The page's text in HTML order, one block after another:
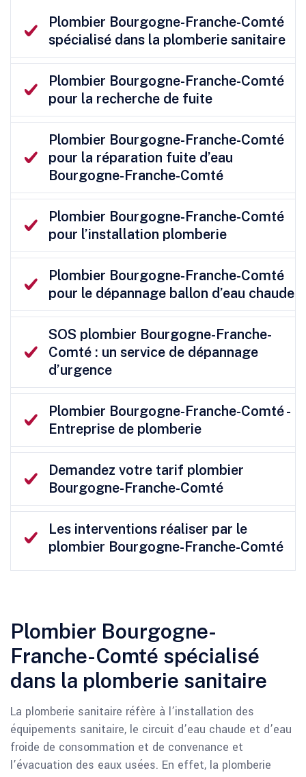
Plombier Bourgogne-Franche-Comté
spécialisé dans la plomberie sanitaire
Plombier Bourgogne-Franche-Comté
pour la recherche de fuite
Plombier Bourgogne-Franche-Comté
pour la réparation fuite d’eau
Bourgogne-Franche-Comté
Plombier Bourgogne-Franche-Comté
pour l’installation plomberie
Plombier Bourgogne-Franche-Comté
pour le dépannage ballon d’eau chaude
SOS plombier Bourgogne-Franche-
Comté : un service de dépannage
d’urgence
Plombier Bourgogne-Franche-Comté -
Entreprise de plomberie
Demandez votre tarif plombier
Bourgogne-Franche-Comté
Les interventions réaliser par le
plombier Bourgogne-Franche-Comté
Plombier Bourgogne-
Franche-Comté spécialisé
dans la plomberie sanitaire
La plomberie sanitaire réfère à l’installation des
équipements sanitaire, le circuit d’eau chaude et d’eau
froide de consommation et de convenance et
l’évacuation des eaux usées. En effet, la plomberie